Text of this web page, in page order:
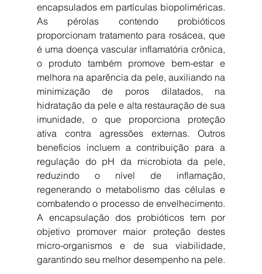
encapsulados em partículas biopoliméricas.
As pérolas contendo probióticos
proporcionam tratamento para rosácea, que
é uma doença vascular inflamatória crônica,
o produto também promove bem-estar e
melhora na aparência da pele, auxiliando na
minimização de poros dilatados, na
hidratação da pele e alta restauração de sua
imunidade, o que proporciona proteção
ativa contra agressões externas. Outros
benefícios incluem a contribuição para a
regulação do pH da microbiota da pele,
reduzindo o nível de inflamação,
regenerando o metabolismo das células e
combatendo o processo de envelhecimento.
A encapsulação dos probióticos tem por
objetivo promover maior proteção destes
micro-organismos e de sua viabilidade,
garantindo seu melhor desempenho na pele.